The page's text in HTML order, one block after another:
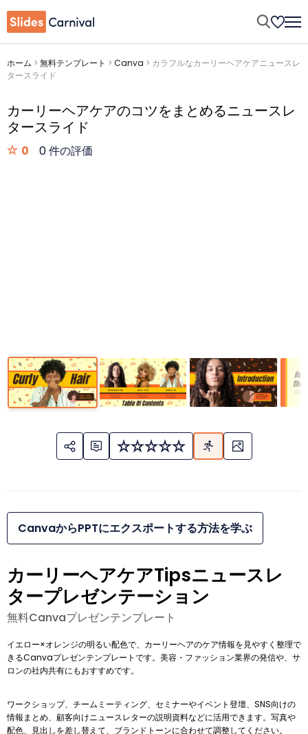
ホーム > 無料テンプレート > Canva > カラフルなカーリーヘアケアニュースレ
タースライド
カーリーヘアケアのコツをまとめるニュースレ
タースライド
0 0 件の評価
CanvaからPPTにエクスポートする方法を学ぶ
カーリーヘアケアTipsニュースレ
タープレゼンテーション
無料Canvaプレゼンテンプレート
イエロー×オレンジの明るい配色で、カーリーヘアのケア情報を見やすく整理で
きるCanvaプレゼンテンプレートです。美容・ファッション業界の発信や、サ
ロンの社内共有にもおすすめです。
ワークショップ、チームミーティング、セミナーやイベント登壇、SNS向けの
情報まとめ、顧客向けニュースレターの説明資料などに活用できます。写真や
配色、見出しを差し替えて、ブランドトーンに合わせて調整してください。